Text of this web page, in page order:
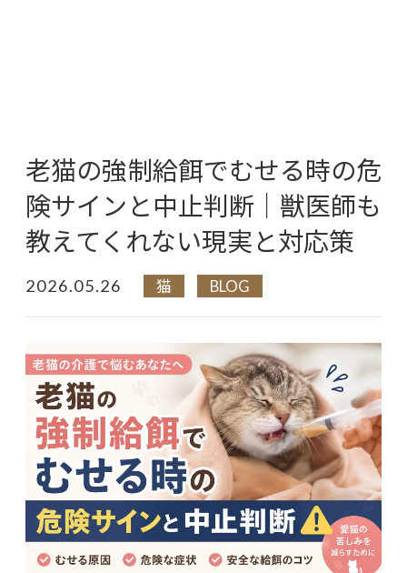
老猫の強制給餌でむせる時の危
険サインと中止判断｜獣医師も
教えてくれない現実と対応策
2026.05.26 猫 BLOG